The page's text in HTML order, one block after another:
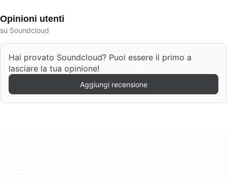
Opinioni utenti
su Soundcloud
Hai provato Soundcloud? Puoi essere il primo a
lasciare la tua opinione!
Aggiungi recensione